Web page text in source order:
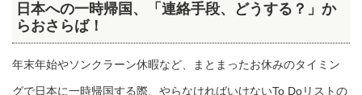
日本への一時帰国、「連絡手段、どうする？」か
らおさらば！
年末年始やソンクラーン休暇など、まとまったお休みのタイミン
グで日本に一時帰国する際、やらなければいけないTo Doリストの